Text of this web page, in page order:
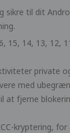
sikre til dit
15, 14, 13, 12,
private
med
at fjerne
kryptering,